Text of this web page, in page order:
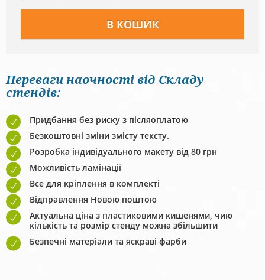
Переваги наочності від Складу
стендів:
Придбання без риску з післяоплатою
Безкоштовні зміни змісту тексту.
Розробка індивідуального макету від 80 грн
Можливість ламінації
Все для кріплення в комплекті
Відправлення Новою поштою
Актуальна ціна з пластиковими кишенями, чию
кількість та розмір стенду можна збільшити
Безпечні матеріали та яскраві фарби